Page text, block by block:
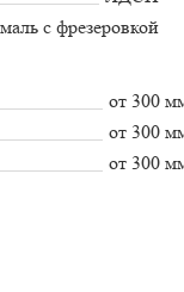
с фрезеровкой
от 300
от 300
от 300